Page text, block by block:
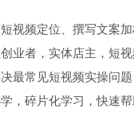
视频定位、撰写文案
业者，实体店主，短
最常见短视频实操问
，碎片化学习，快速